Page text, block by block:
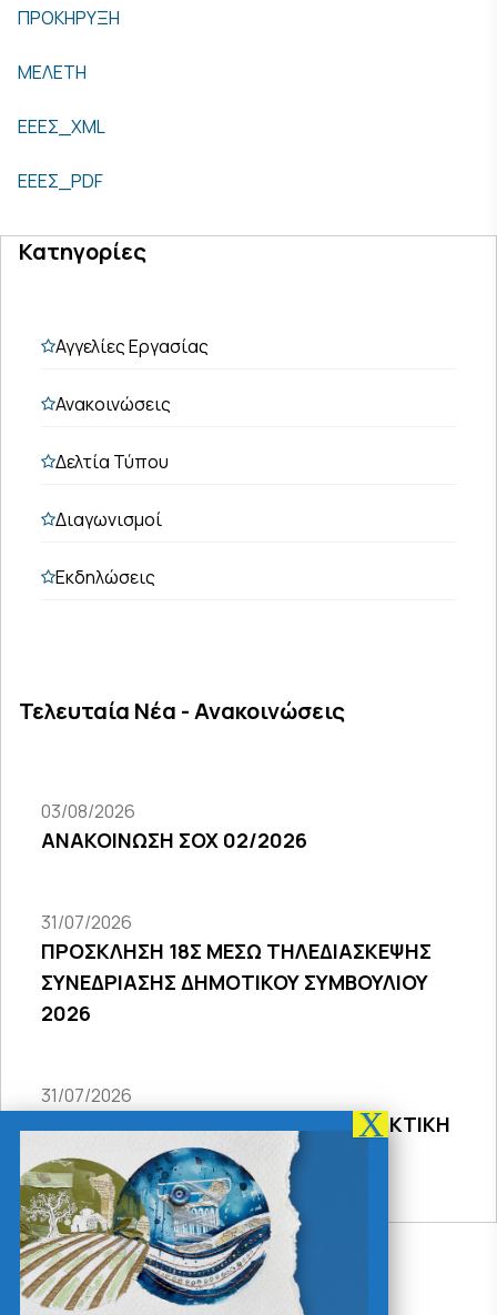
ΠΡΟΚΗΡΥΞΗ
ΜΕΛΕΤΗ
ΕΕΕΣ_XML
ΕΕΕΣ_PDF
Κατηγορίες
Αγγελίες Εργασίας
Ανακοινώσεις
Δελτία Τύπου
Διαγωνισμοί
Εκδηλώσεις
Τελευταία Νέα - Ανακοινώσεις
03/08/2026
ΑΝΑΚΟΙΝΩΣΗ ΣΟΧ 02/2026
31/07/2026
ΠΡΟΣΚΛΗΣΗ 18Σ ΜΕΣΩ ΤΗΛΕΔΙΑΣΚΕΨΗΣ
ΣΥΝΕΔΡΙΑΣΗΣ ΔΗΜΟΤΙΚΟΥ ΣΥΜΒΟΥΛΙΟΥ
2026
31/07/2026
ΠΡΟΣΚΛΗΣΗ 27ης ΣΥΝΕΔΡΙΑΣΗΣ ΤΑΚΤΙΚΗ
ΔΙΑ ΖΩΣΗΣ